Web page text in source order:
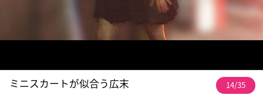
ミニスカートが似合う広末 14/35